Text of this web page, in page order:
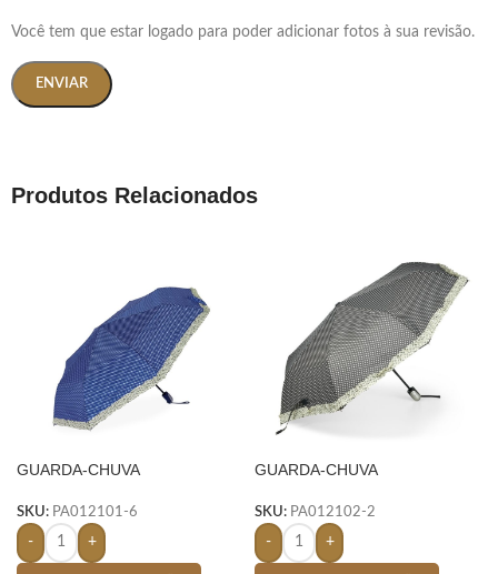
Você tem que estar logado para poder adicionar fotos à sua revisão.
Produtos Relacionados
GUARDA-CHUVA
SKU: PA012101-6
- +
GUARDA-CHUVA
SKU: PA012102-2
- +